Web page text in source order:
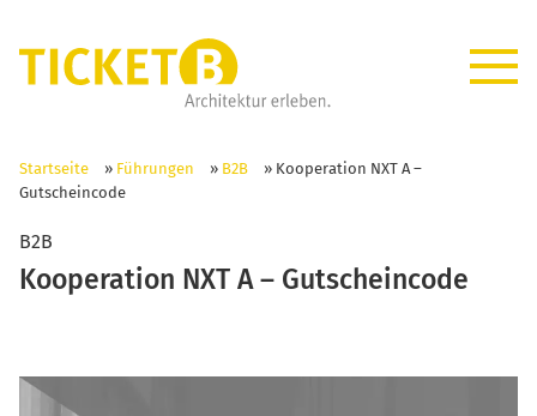
Startseite » Führungen » B2B » Kooperation NXT A –
Gutscheincode
B2B
Kooperation NXT A – Gutscheincode